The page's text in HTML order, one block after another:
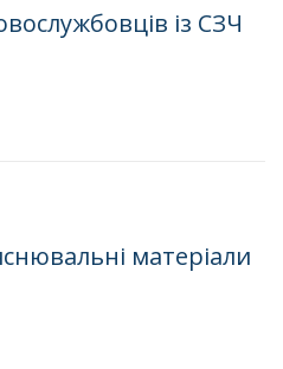
із СЗЧ
матеріали